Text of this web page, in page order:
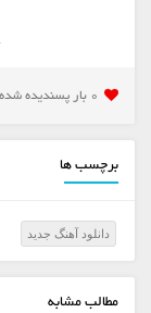
0 بار پسنديده شده است
برچسب ها
دانلود آهنگ جدید
مطالب مشابه